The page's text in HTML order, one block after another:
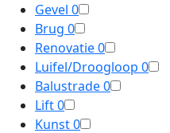
Gevel 0
Brug 0
Renovatie0
Luifel/Droogloop 0
Balustrade0
Lift0
Kunst0